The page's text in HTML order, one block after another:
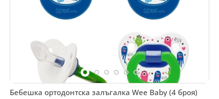
Бебешка ортодонтска залъгалка Wee Baby (4 броя)